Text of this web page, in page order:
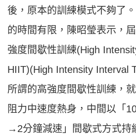
後，原本的訓練模式不夠了
的時間有限，陳昭瑩表示，
強度間歇性訓練(High
HIIT)(High Intensity Interval
所謂的高強度間歇性訓練，
阻力中速度熱身，中間以「
→2分鐘減速」間歇式方式持